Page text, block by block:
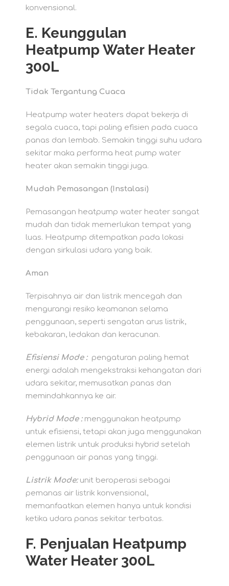
konvensional.
E. Keunggulan
Heatpump Water Heater
300L
Tidak Tergantung Cuaca
Heatpump water heaters dapat bekerja di
segala cuaca, tapi paling efisien pada cuaca
panas dan lembab. Semakin tinggi suhu udara
sekitar maka performa heat pump water
heater akan semakin tinggi juga.
Mudah Pemasangan (Instalasi)
Pemasangan heatpump water heater sangat
mudah dan tidak memerlukan tempat yang
luas. Heatpump ditempatkan pada lokasi
dengan sirkulasi udara yang baik.
Aman
Terpisahnya air dan listrik mencegah dan
mengurangi resiko keamanan selama
penggunaan, seperti sengatan arus listrik,
kebakaran, ledakan dan keracunan.
Efisiensi Mode :pengaturan paling hemat
energi adalah mengekstraksi kehangatan dari
udara sekitar, memusatkan panas dan
memindahkannya ke air.
Hybrid Mode :menggunakan heatpump
untuk efisiensi, tetapi akan juga menggunakan
elemen listrik untuk produksi hybrid setelah
penggunaan air panas yang tinggi.
Listrik Mode:unit beroperasi sebagai
pemanas air listrik konvensional,
memanfaatkan elemen hanya untuk kondisi
ketika udara panas sekitar terbatas.
F. Penjualan Heatpump
Water Heater 300L